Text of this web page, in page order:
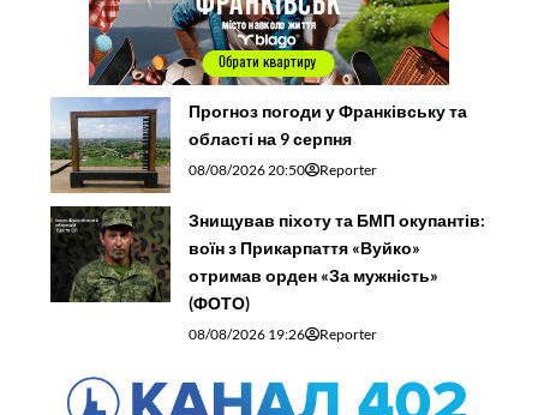
Прогноз погоди у Франківську та
області на 9 серпня
08/08/2026 20:50 Reporter
Знищував піхоту та БМП окупантів:
воїн з Прикарпаття «Вуйко»
отримав орден «За мужність»
(ФОТО)
08/08/2026 19:26 Reporter